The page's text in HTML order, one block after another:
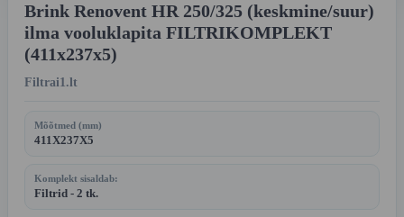
Brink Renovent HR 250/325 (keskmine/suur)
ilma vooluklapita FILTRIKOMPLEKT
(411x237x5)
Filtrai1.lt
Mõõtmed (mm)
411X237X5
Komplekt sisaldab:
Filtrid - 2 tk.